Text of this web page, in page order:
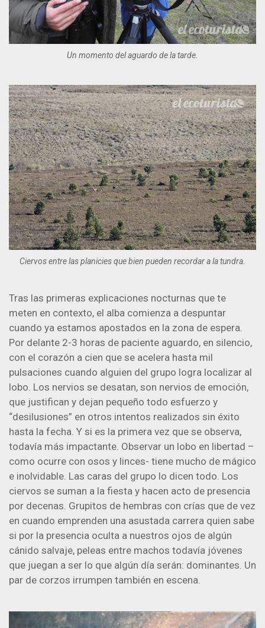
Un momento del aguardo de la tarde.
Ciervos entre las planicies que bien pueden recordar a la tundra.
Tras las primeras explicaciones nocturnas que te
meten en contexto, el alba comienza a despuntar
cuando ya estamos apostados en la zona de espera.
Por delante 2-3 horas de paciente aguardo, en silencio,
con el corazón a cien que se acelera hasta mil
pulsaciones cuando alguien del grupo logra localizar al
lobo. Los nervios se desatan, son nervios de emoción,
que justifican y dejan pequeño todo esfuerzo y
“desilusiones” en otros intentos realizados sin éxito
hasta la fecha. Y si es la primera vez que se observa,
todavía más impactante. Observar un lobo en libertad –
como ocurre con osos y linces- tiene mucho de mágico
e inolvidable. Las caras del grupo lo dicen todo. Los
ciervos se suman a la fiesta y hacen acto de presencia
por decenas. Grupitos de hembras con crías que de vez
en cuando emprenden una asustada carrera quien sabe
si por la presencia oculta a nuestros ojos de algún
cánido salvaje, peleas entre machos todavía jóvenes
que juegan a ser lo que algún día serán: dominantes. Un
par de corzos irrumpen también en escena.